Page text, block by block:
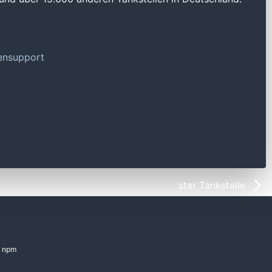
star Tankstelle
npm